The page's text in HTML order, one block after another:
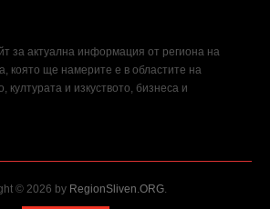
за актуална информация от региона на
която ще намерите е в областите на
културата и изкуството, бизнеса и
© 2026 by RegionSliven.ORG